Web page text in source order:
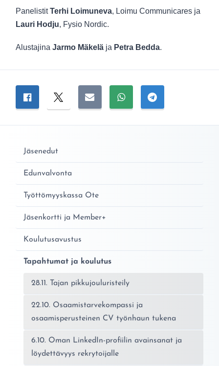
PanelistitTerhi Loimuneva, Loimu Communicares ja
Lauri Hodju, Fysio Nordic.
Alustajina Jarmo Mäkelä ja Petra Bedda.
Jaa sivu
Jaa Facebookissa
Jaa TwitterissäJaa sähköpostitse
Jaa WhatsAppissa
Jaa
Jäsenedut
Edunvalvonta
Työttömyyskassa Ote
Jäsenkortti ja Member+
Koulutusavustus
Tapahtumat ja koulutus
28.11. Tajan pikkujouluristeily
22.10. Osaamistarvekompassi ja
osaamisperusteinen CV työnhaun tukena
6.10. Oman LinkedIn-profiilin avainsanat ja
löydettävyys rekrytoijalle